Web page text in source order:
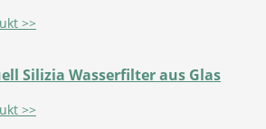
>>
Silizia Wasserfilter aus Glas
>>